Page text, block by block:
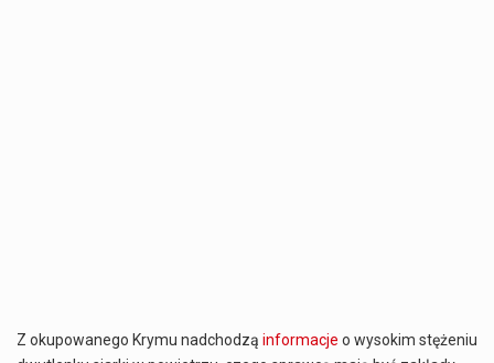
Z okupowanego Krymu nadchodzą informacje o wysokim stężeniu